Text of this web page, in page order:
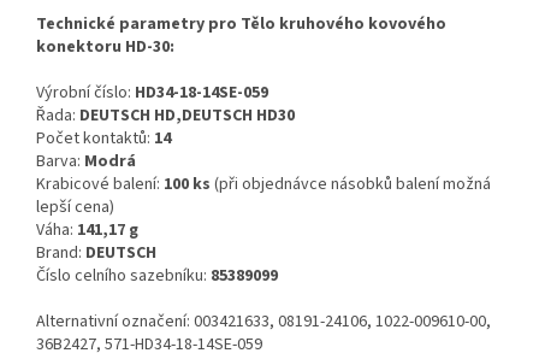
Technické parametry pro Tělo kruhového kovového
konektoru HD-30:
Výrobní číslo: HD34-18-14SE-059
Řada: DEUTSCH HD,DEUTSCH HD30
Počet kontaktů: 14
Barva: Modrá
Krabicové balení: 100 ks (při objednávce násobků balení možná
lepší cena)
Váha: 141,17 g
Brand: DEUTSCH
Číslo celního sazebníku: 85389099
Alternativní označení: 003421633, 08191-24106, 1022-009610-00,
36B2427, 571-HD34-18-14SE-059